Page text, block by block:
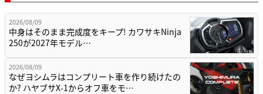
2026/08/09
中身はそのまま完成度をキープ! カワサキNinja
250が2027年モデル…
2026/08/09
なぜヨシムラはコンプリート車を作り続けたの
か? ハヤブサX-1からオフ車をモ…